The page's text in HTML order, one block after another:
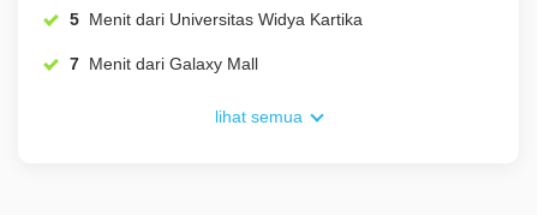
5 Menit dari Universitas Widya Kartika
7 Menit dari Galaxy Mall
lihat semua